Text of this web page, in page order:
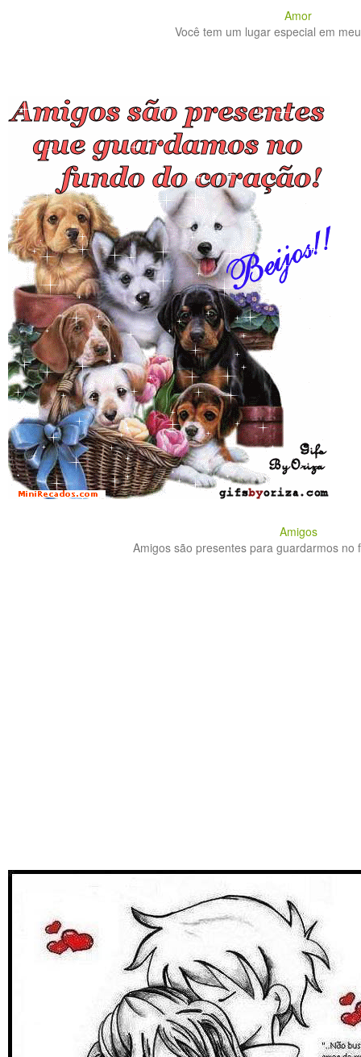
Amor
Você tem um lugar especial em
Amigos
Amigos são presentes para guardarmos no